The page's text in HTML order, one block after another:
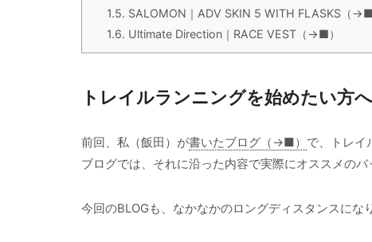
1.5. SALOMON｜ADV SKIN 5 WITH FLASKS（→■
1.6. Ultimate Direction｜RACE VEST（→■）
トレイルランニングを始めたい方
前回、私（飯田）が書いたブログ（→■） で、トレイ
ブログでは、それに沿った内容で実際にオススメのバ
今回のBLOGも、なかなかのロングディスタンスにな